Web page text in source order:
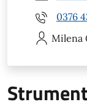
0376
Milena